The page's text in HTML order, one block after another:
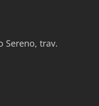
Sereno, trav.